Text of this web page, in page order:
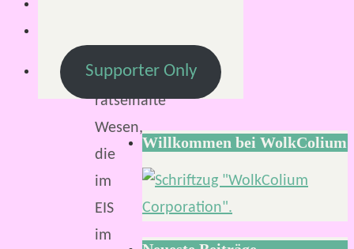
Thursen
sind
rätselhafte
Wesen,
die
im
EIS
im
Supporter Only
Willkommen bei WolkColium